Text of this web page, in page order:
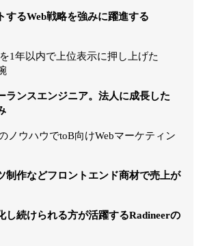
するWeb戦略を強みに躍進する
1年以内で上位表示に押し上げた
ランスエンジニア。法人に成長した
ノウハウでtoB向けWebマーケティン
制作などフロントエンド商材で売上が
し続けられる方が活躍するRadineerの